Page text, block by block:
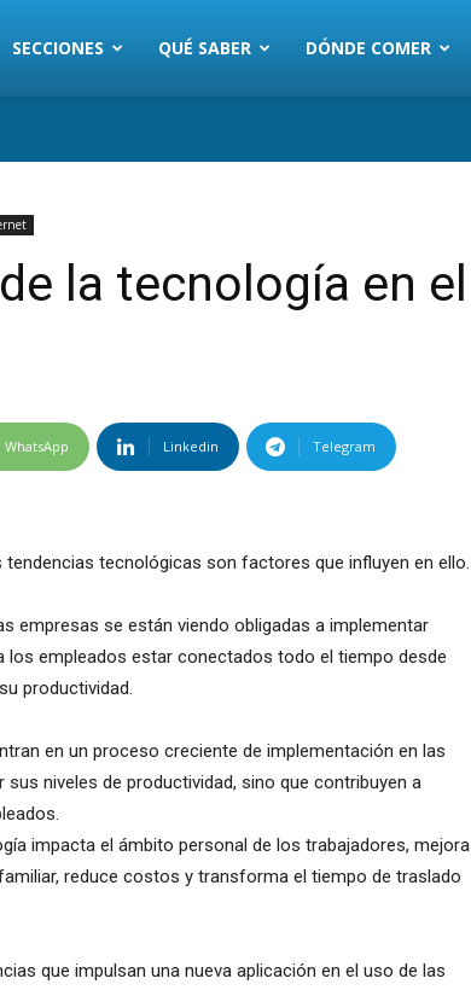
SECCIONES QUÉ SABER DÓNDE COMER
la tecnología en el
WhatsApp Linkedin Telegram
tecnológicas son factores que influyen en ello.
empresas se están viendo obligadas a implementar
los empleados estar conectados todo el tiempo desde
productividad.
en un proceso creciente de implementación en las
niveles de productividad, sino que contribuyen a
impacta el ámbito personal de los trabajadores, mejora
reduce costos y transforma el tiempo de traslado
que impulsan una nueva aplicación en el uso de las